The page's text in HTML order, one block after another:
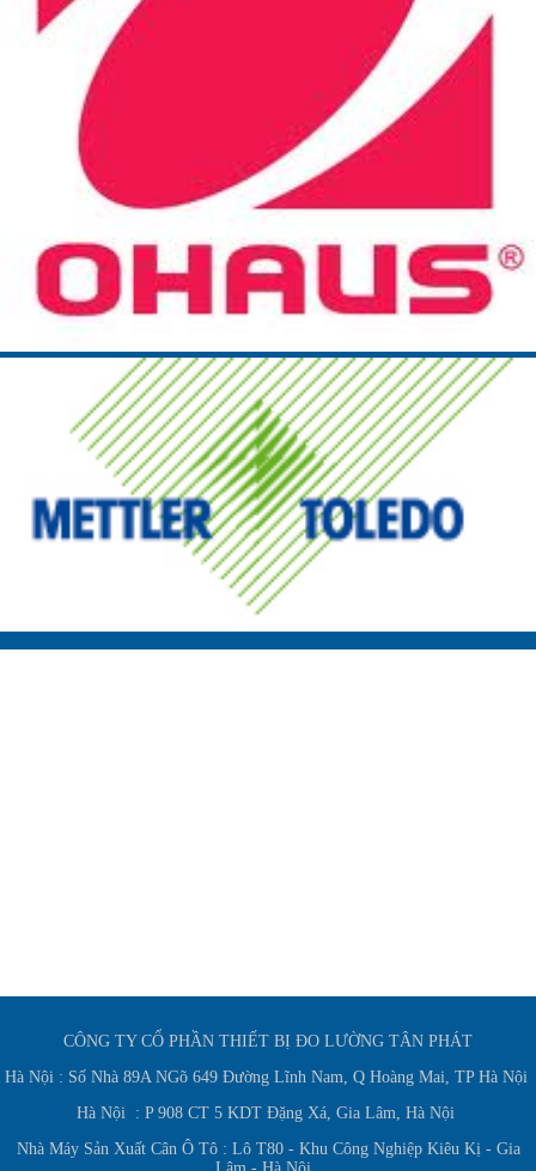
CÔNG TY CỔ PHẦN THIẾT BỊ ĐO LƯỜNG TÂN PHÁT
Hà Nội : Số Nhà 89A NGõ 649 Đường Lĩnh Nam, Q Hoàng Mai, TP Hà Nội
Hà Nội : P 908 CT 5 KDT Đặng Xá, Gia Lâm, Hà Nội
Nhà Máy Sản Xuất Cân Ô Tô : Lô T80 - Khu Công Nghiệp Kiêu Kị - Gia